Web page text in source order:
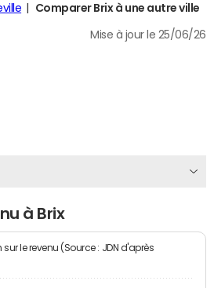
Comparer Brix à une autre ville
Mise à jour le 25/06/26
à Brix
le revenu (Source : JDN d'après